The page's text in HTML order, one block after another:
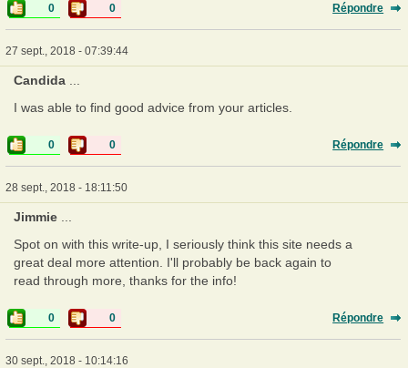
0 0 Répondre
27 sept., 2018 - 07:39:44
Candida
I was able to find good advice from your articles.
0 0 Répondre
28 sept., 2018 - 18:11:50
Jimmie
Spot on with this write-up, I seriously think this site needs a
great deal more attention. I'll probably be back again to
read through more, thanks for the info!
0 0 Répondre
30 sept., 2018 - 10:14:16